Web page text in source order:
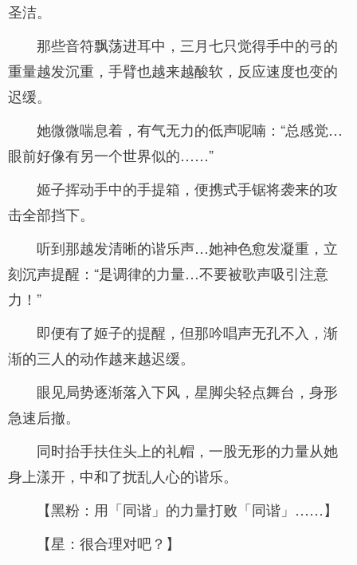
圣洁。
那些音符飘荡进耳中，三月七只觉得手中的弓的
重量越发沉重，手臂也越来越酸软，反应速度也变的
迟缓。
她微微喘息着，有气无力的低声呢喃：“总感觉…
眼前好像有另一个世界似的……”
姬子挥动手中的手提箱，便携式手锯将袭来的攻
击全部挡下。
听到那越发清晰的谐乐声…她神色愈发凝重，立
刻沉声提醒：“是调律的力量…不要被歌声吸引注意
力！”
即便有了姬子的提醒，但那吟唱声无孔不入，渐
渐的三人的动作越来越迟缓。
眼见局势逐渐落入下风，星脚尖轻点舞台，身形
急速后撤。
同时抬手扶住头上的礼帽，一股无形的力量从她
身上漾开，中和了扰乱人心的谐乐。
【黑粉：用「同谐」的力量打败「同谐」……】
【星：很合理对吧？】